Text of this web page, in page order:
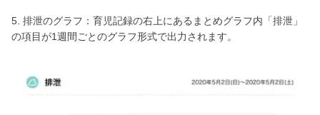
5. 排泄のグラフ：育児記録の右上にあるまとめグラフ内「排泄」
の項目が1週間ごとのグラフ形式で出力されます。